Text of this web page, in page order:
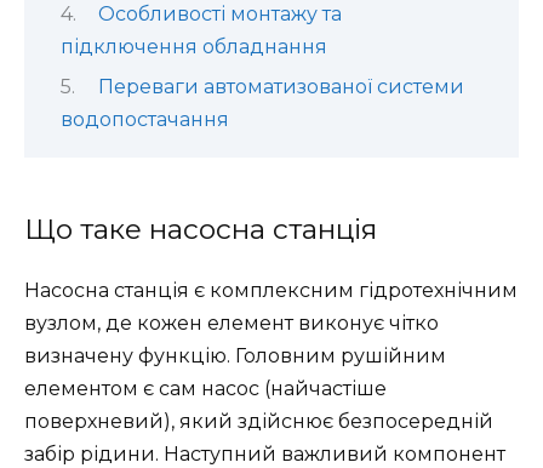
Особливості монтажу та
підключення обладнання
Переваги автоматизованої системи
водопостачання
Що таке насосна станція
Насосна станція є комплексним гідротехнічним
вузлом, де кожен елемент виконує чітко
визначену функцію. Головним рушійним
елементом є сам насос (найчастіше
поверхневий), який здійснює безпосередній
забір рідини. Наступний важливий компонент